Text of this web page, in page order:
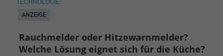
ANZEIGE
TECHNOLOGIE
Rauchmelder oder Hitzewarnmelder?
Welche Lösung eignet sich für die Küche?